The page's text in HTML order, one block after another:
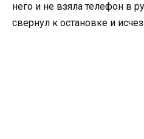
него и не взяла телефон в
свернул к остановке и исчез